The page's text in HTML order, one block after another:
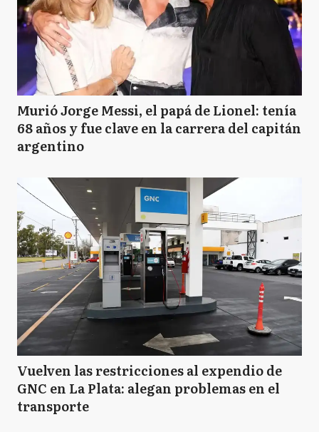
Murió Jorge Messi, el papá de Lionel: tenía
68 años y fue clave en la carrera del capitán
argentino
Vuelven las restricciones al expendio de
GNC en La Plata: alegan problemas en el
transporte